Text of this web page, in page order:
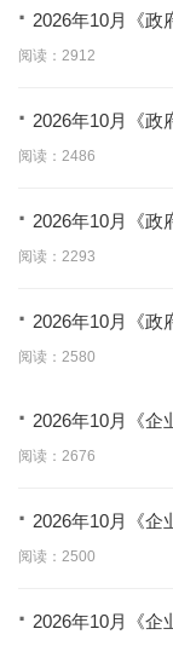
· 2026年10月《政
【拿分必背】
阅读：2912
· 2026年10月《政
【拿分必学】
阅读：2486
· 2026年10月《政
阅读：2293
· 2026年10月《政
题
阅读：2580
· 2026年10月《企
分必背】
阅读：2676
· 2026年10月《企
必学】
阅读：2500
· 2026年10月《企